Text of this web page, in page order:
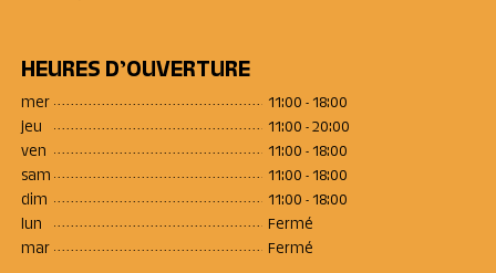
HEURES D’OUVERTURE
mer
11:00 - 18:00
jeu
11:00 - 20:00
ven
11:00 - 18:00
sam
11:00 - 18:00
dim
11:00 - 18:00
lun
Fermé
mar
Fermé